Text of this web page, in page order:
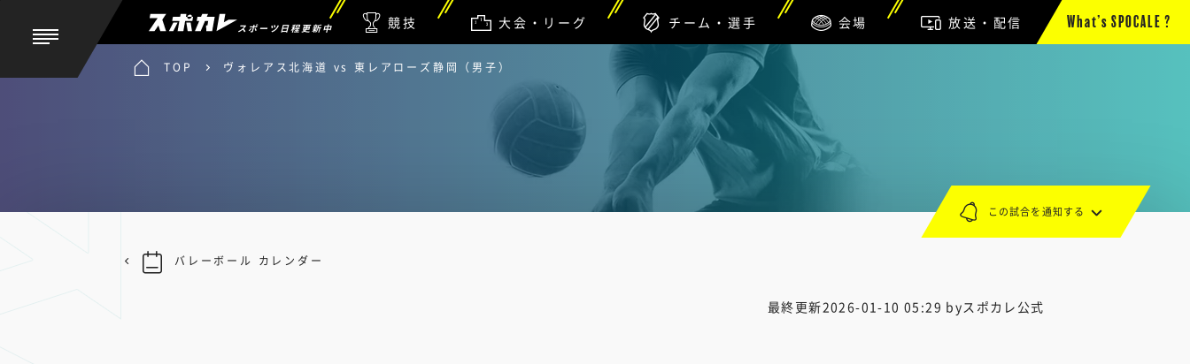
スポーツ日程更新中 競技 大会・リーグ チーム・選手 会場 放送・配信 What’s SPOCALE ?
TOP ヴォレアス北海道 vs 東レアローズ静岡（男子）
最終更新2026-01-10 05:29 byスポカレ公式
この試合を通知する
バレーボール カレンダー